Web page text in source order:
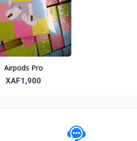
Airpods Pro
XAF1,900